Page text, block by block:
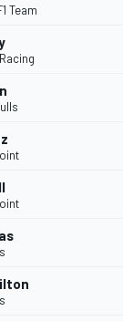
Team